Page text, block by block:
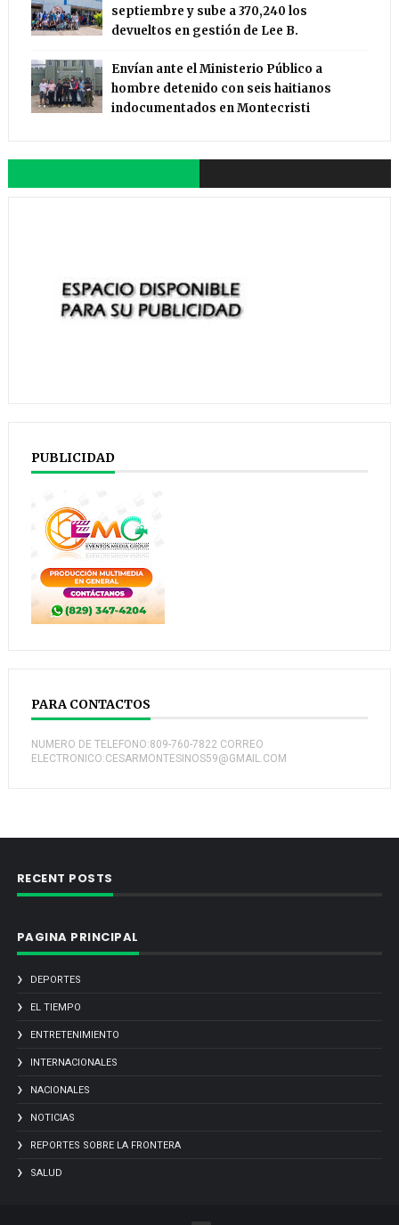
septiembre y sube a 370,240 los
devueltos en gestión de Lee B.
Envían ante el Ministerio Público a
hombre detenido con seis haitianos
indocumentados en Montecristi
PUBLICIDAD
PARA CONTACTOS
NUMERO DE TELEFONO:809-760-7822 CORREO
ELECTRONICO:CESARMONTESINOS59@GMAIL.COM
RECENT POSTS
PAGINA PRINCIPAL
DEPORTES
EL TIEMPO
ENTRETENIMIENTO
INTERNACIONALES
NACIONALES
NOTICIAS
REPORTES SOBRE LA FRONTERA
SALUD